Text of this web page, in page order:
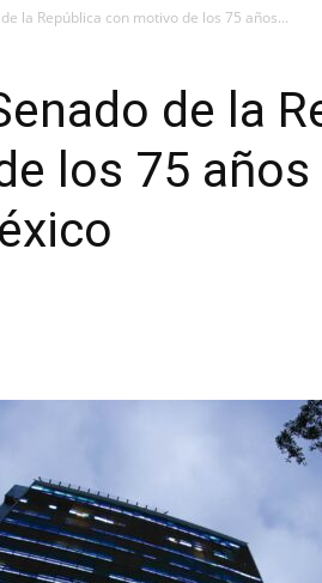
la República con motivo de los 75 años...
de la
los 75 años